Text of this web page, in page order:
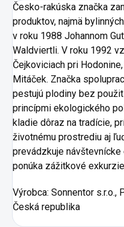
Česko-rakúska značka
produktov, najmä
v roku 1988 Johannom
Waldviertli. V roku 1992
Čejkoviciach pri
Mitáček. Značka
pestujú plodiny bez
princípmi ekologického
kladie dôraz na tradície,
životnému prostrediu aj
prevádzkuje
ponúka zážitkové
Výrobca: Sonnentor s.r.o.,
Česká republika